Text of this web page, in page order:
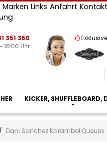
Marken Links Anfahrt Kontakt
351 350
18:00 Uhr
KICKER, SHUFFLEBOARD,
Dani Sanchez Karambol Queues